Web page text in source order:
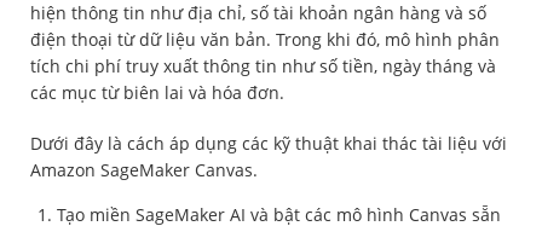
hiện thông tin như địa chỉ, số tài khoản ngân hàng và số
điện thoại từ dữ liệu văn bản. Trong khi đó, mô hình phân
tích chi phí truy xuất thông tin như số tiền, ngày tháng và
các mục từ biên lai và hóa đơn.
Dưới đây là cách áp dụng các kỹ thuật khai thác tài liệu với
Amazon SageMaker Canvas.
Tạo miền SageMaker AI và bật các mô hình Canvas sẵn